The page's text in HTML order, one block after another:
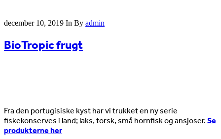
december 10, 2019 In By admin
BioTropic frugt
Fra den portugisiske kyst har vi trukket en ny serie
fiskekonserves i land; laks, torsk, små hornfisk og ansjoser. Se
produkterne her